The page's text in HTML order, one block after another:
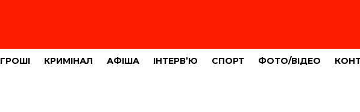
ГРОШІ КРИМІНАЛ АФІША ІНТЕРВ’Ю СПОРТ ФОТО/ВІДЕО